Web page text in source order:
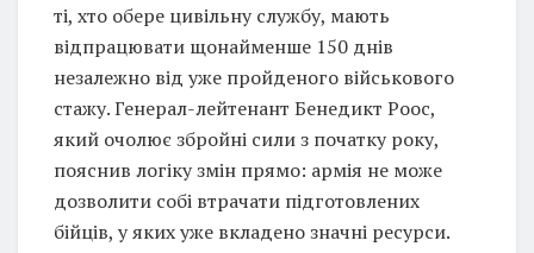
ті, хто обере цивільну службу, мають
відпрацювати щонайменше 150 днів
незалежно від уже пройденого військового
стажу. Генерал-лейтенант Бенедикт Роос,
який очолює збройні сили з початку року,
пояснив логіку змін прямо: армія не може
дозволити собі втрачати підготовлених
бійців, у яких уже вкладено значні ресурси.